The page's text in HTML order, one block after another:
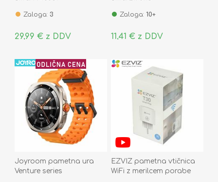
Zaloga: 3
29,99 € z DDV
Zaloga: 10+
11,41 € z DDV
Joyroom pametna ura
Venture series
EZVIZ pametna vtičnica
WiFi z merilcem porabe